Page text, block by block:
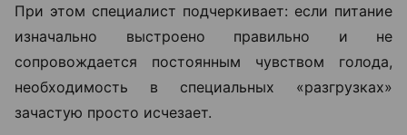
а человеку. Если дефицит калорий
слишком жесткий, возможность
иногда немного расслабиться
становится своеобразной
психологической разгрузкой. Это